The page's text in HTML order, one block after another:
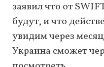
заявил что от
будут, и что
увидим через
Украина сможет